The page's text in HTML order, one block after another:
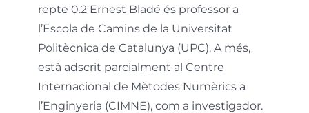
repte 0.2 Ernest Bladé és professor a
l’Escola de Camins de la Universitat
Politècnica de Catalunya (UPC). A més,
està adscrit parcialment al Centre
Internacional de Mètodes Numèrics a
l’Enginyeria (CIMNE), com a investigador.